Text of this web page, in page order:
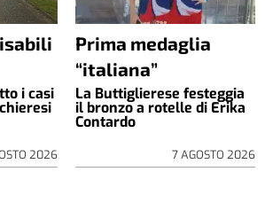
i casi
2026
Prima medaglia
“italiana”
La Buttiglierese festeggia
il bronzo a rotelle di Erika
Contardo
7 AGOSTO 2026